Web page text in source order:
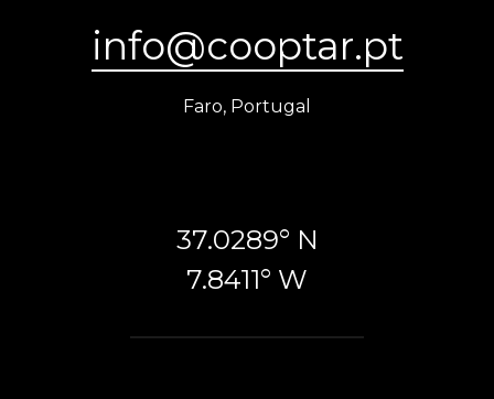
info@cooptar.pt
Faro, Portugal
37.0289° N
7.8411° W